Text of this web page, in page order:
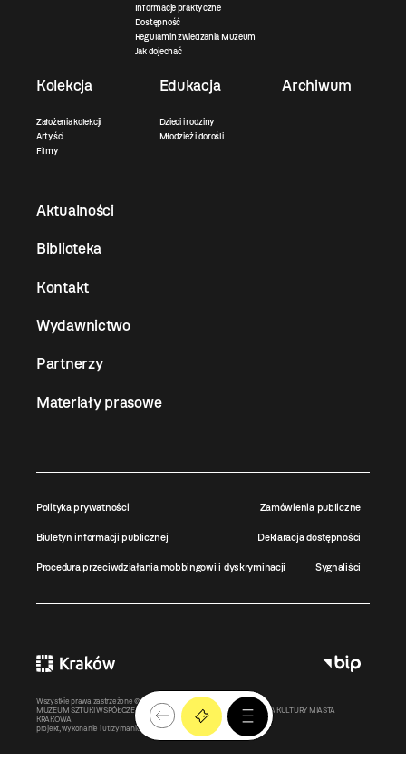
Informacje praktyczne
Dostępność
Regulamin zwiedzania Muzeum
Jak dojechać
Kolekcja
Założenia kolekcji
Artyści
Filmy
Edukacja
Dzieci i rodziny
Młodzież i dorośli
Archiwum
Aktualności
Biblioteka
Kontakt
Wydawnictwo
Partnerzy
Materiały prasowe
Polityka prywatności Zamówienia publiczne
Biuletyn informacji publicznej Deklaracja dostępności
Procedura przeciwdziałania mobbingowi i dyskryminacji Sygnaliści
Wszystkie prawa zastrzeżone ©MOCAK
2011-2026
MUZEUM SZTUKI WSPÓŁCZESNEJ W KRAKOWIE MOCAK – INSTYTUCJA KULTURY MIASTA
KRAKOWA
projekt, wykonanie i utrzymanie:
Bonjour.pl